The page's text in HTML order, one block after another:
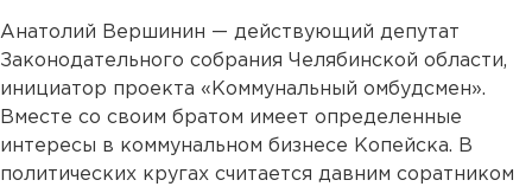
Анатолий Вершинин — действующий депутат
Законодательного собрания Челябинской области,
инициатор проекта «Коммунальный омбудсмен».
Вместе со своим братом имеет определенные
интересы в коммунальном бизнесе Копейска. В
политических кругах считается давним соратником